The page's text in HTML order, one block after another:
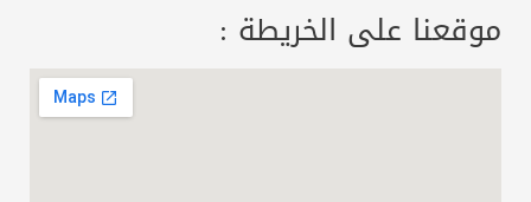
موقعنا على الخريطة :